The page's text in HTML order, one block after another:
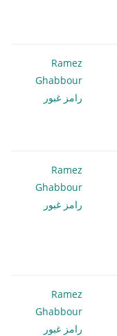
Ramez
Ghabbour
رامز غبور
Ramez
Ghabbour
رامز غبور
Ramez
Ghabbour
رامز غبور